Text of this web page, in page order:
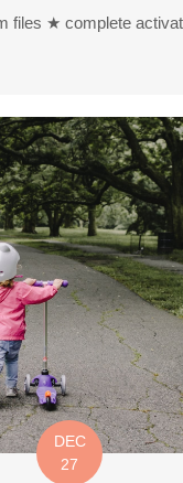
files ★ complete
DEC
27